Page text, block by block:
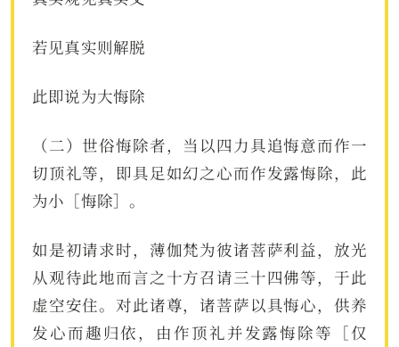
若见真实则解脱
此即说为大悔除
（二）世俗悔除者，当以四力具追悔意而作一
切顶礼等，即具足如幻之心而作发露悔除，此
为小［悔除］。
如是初请求时，薄伽梵为彼诸菩萨利益，放光
从观待此地而言之十方召请三十四佛等，于此
虚空安住。对此诸尊，诸菩萨以具悔心，供养
发心而趣归依，由作顶礼并发露悔除等［仅